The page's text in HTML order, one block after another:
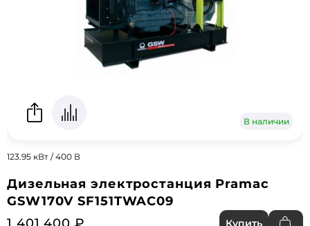
В наличии
123.95 кВт / 400 В
Дизельная электростанция Pramac
GSW170V SF151TWAC09
Купить